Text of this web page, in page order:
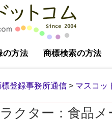
の方法 商標検索の方法
標登録事務所通信 > マスコッ
クター：食品